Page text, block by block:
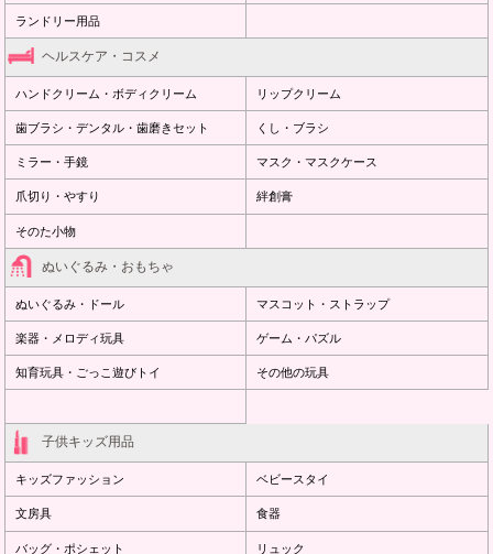
ランドリー用品
ヘルスケア・コスメ
ハンドクリーム・ボディクリーム リップクリーム
歯ブラシ・デンタル・歯磨きセット くし・ブラシ
ミラー・手鏡 マスク・マスクケース
爪切り・やすり 絆創膏
そのた小物
ぬいぐるみ・おもちゃ
ぬいぐるみ・ドール マスコット・ストラップ
楽器・メロディ玩具 ゲーム・パズル
知育玩具・ごっこ遊びトイ その他の玩具
子供キッズ用品
キッズファッション ベビースタイ
文房具 食器
バッグ・ポシェット リュック